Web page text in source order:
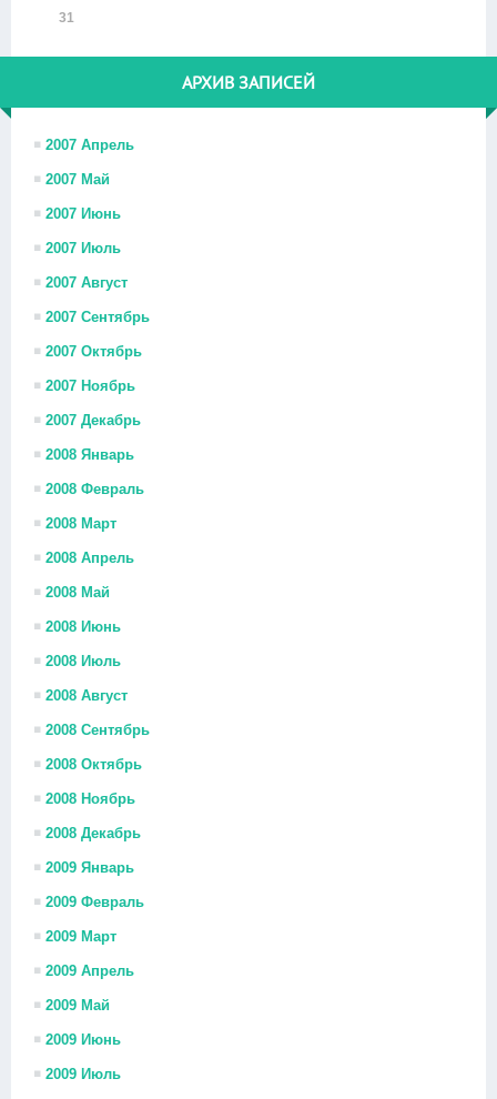
31
АРХИВ ЗАПИСЕЙ
2007 Апрель
2007 Май
2007 Июнь
2007 Июль
2007 Август
2007 Сентябрь
2007 Октябрь
2007 Ноябрь
2007 Декабрь
2008 Январь
2008 Февраль
2008 Март
2008 Апрель
2008 Май
2008 Июнь
2008 Июль
2008 Август
2008 Сентябрь
2008 Октябрь
2008 Ноябрь
2008 Декабрь
2009 Январь
2009 Февраль
2009 Март
2009 Апрель
2009 Май
2009 Июнь
2009 Июль